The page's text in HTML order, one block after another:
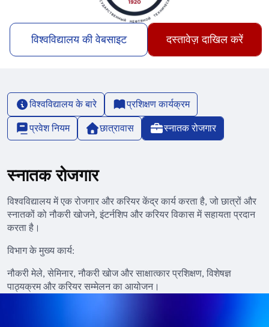
विश्वविद्यालय की वेबसाइट दस्तावेज़ दाखिल करें
विश्वविद्यालय के बारे
प्रशिक्षण कार्यक्रम
प्रवेश नियम
छात्रावास स्नातक रोजगार
स्नातक रोजगार
विश्वविद्यालय में एक रोजगार और करियर केंद्र कार्य करता है, जो छात्रों और
स्नातकों को नौकरी खोजने, इंटर्नशिप और करियर विकास में सहायता प्रदान
करता है।
विभाग के मुख्य कार्य:
नौकरी मेले, सेमिनार, नौकरी खोज और साक्षात्कार प्रशिक्षण, विशेषज्ञ
पाठ्यक्रम और करियर सम्मेलन का आयोजन।